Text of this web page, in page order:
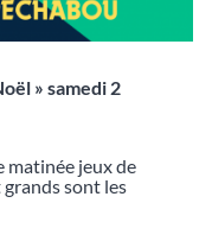
» samedi 2
matinée jeux de
sont les